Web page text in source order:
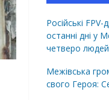
Російські
останні дні у
четверо людей
Межівська
свого Героя: